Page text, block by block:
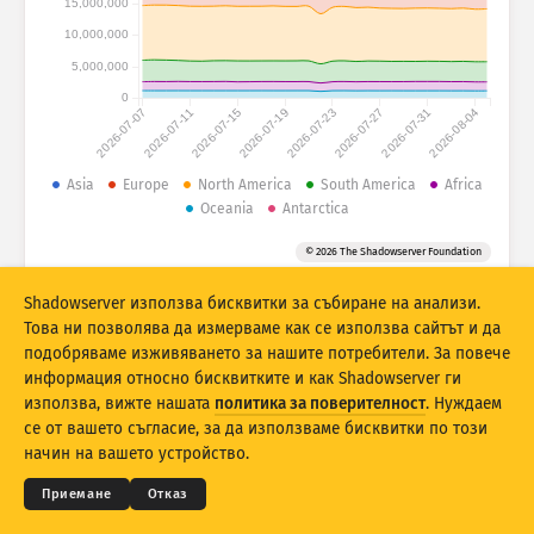
Статистика на атаките: Устройства
Държави
Набор от данни
Граница
Препокриващи
Автоматично актуализирай резултати
Актуализирай Нулиране
Изтеглете като PNG
2026-07-072026-07-112026-07-152026-07-192026-07-232026-07-272026-07-312026-08-04
0
5,000,000
10,000,000
15,000,000
Asia Europe North America South America
Africa
Oceania
Antarctica
© 2026 The Shadowserver Foundation
© 2026THE SHADOWSERVER FOUNDATION
Поверителност и условия
Данни за контакт
Благодарности
Shadowserver използва бисквитки за събиране на анализи.
Това ни позволява да измерваме как се използва сайтът и да
подобряваме изживяването за нашите потребители. За повече
информация относно бисквитките и как Shadowserver ги
използва, вижте нашата политика за поверителност. Нуждаем
се от вашето съгласие, за да използваме бисквитки по този
начин на вашето устройство.
Приемане Отказ